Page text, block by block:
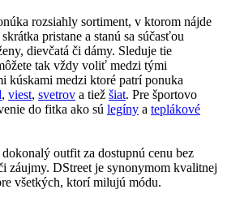
rozsiahly sortiment, v ktorom nájde
pristane a stanú sa súčasťou
dievčatá či dámy. Sleduje tie
tak vždy voliť medzi tými
kúskami medzi ktoré patrí ponuka
, viest, svetrov a tiež šiat. Pre športovo
do fitka ako sú legíny a teplákové
outfit za dostupnú cenu bez
záujmy. DStreet je synonymom kvalitnej
všetkých, ktorí milujú módu.